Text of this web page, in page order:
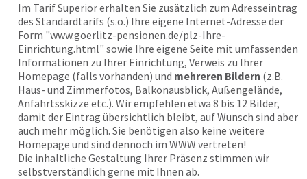
Im Tarif Superior erhalten Sie zusätzlich zum Adresseintrag
des Standardtarifs (s.o.) Ihre eigene Internet-Adresse der
Form "www.goerlitz-pensionen.de/plz-Ihre-
Einrichtung.html" sowie Ihre eigene Seite mit umfassenden
Informationen zu Ihrer Einrichtung, Verweis zu Ihrer
Homepage (falls vorhanden) und mehreren Bildern (z.B.
Haus- und Zimmerfotos, Balkonausblick, Außengelände,
Anfahrtsskizze etc.). Wir empfehlen etwa 8 bis 12 Bilder,
damit der Eintrag übersichtlich bleibt, auf Wunsch sind aber
auch mehr möglich. Sie benötigen also keine weitere
Homepage und sind dennoch im WWW vertreten!
Die inhaltliche Gestaltung Ihrer Präsenz stimmen wir
selbstverständlich gerne mit Ihnen ab.